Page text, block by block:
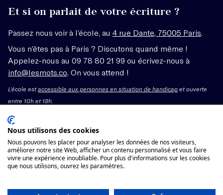
Et si on parlait de votre écriture ?
Passez nous voir à l’école, au 4 rue Dante, 75005 Paris
Vous n’êtes pas à Paris ? Discutons quand même !
Appelez-nous au 09 78 80 21 99 ou écrivez-nous à
info@lesmots.co . On vous attend !
L'école estaccessible aux personnes en situation de handicap et ouverte
entre 10h et 18h.
Mentions légales – CGV
Organisme de formation enregistré sous le numéro
11755662775 auprès du préfet de région Île-de-France.
Voir les conditions générales de vente
Nous utilisons des cookies
Nous pouvons les placer pour analyser les données de nos visiteurs,
améliorer notre site Web, afficher un contenu personnalisé et vous faire
vivre une expérience inoubliable. Pour plus d'informations sur les cookies
que nous utilisons, ouvrez les paramètres.